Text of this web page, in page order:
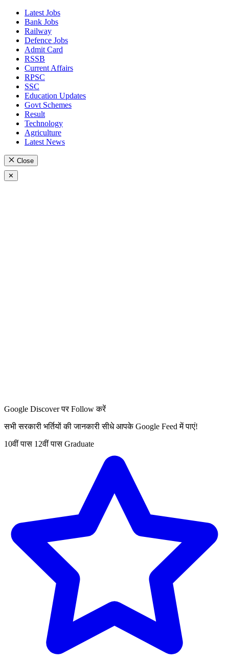
Latest Jobs
Bank Jobs
Railway
Defence Jobs
Admit Card
RSSB
Current Affairs
RPSC
SSC
Education Updates
Govt Schemes
Result
Technology
Agriculture
Latest News
Close
✕
Google Discover पर Follow करें
सभी सरकारी भर्तियों की जानकारी सीधे आपके Google Feed में पाएं!
10वीं पास 12वीं पास Graduate